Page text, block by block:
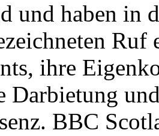
und haben in
ihre
Darbietung
BBC